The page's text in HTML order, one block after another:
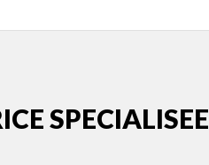
SPECIALISEE